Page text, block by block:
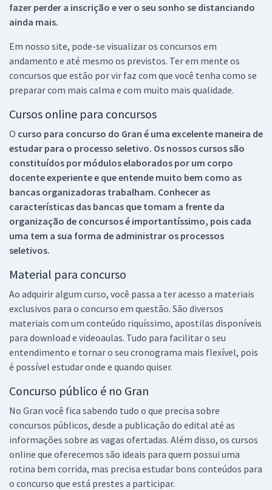
fazer perder a inscrição e ver o seu sonho se distanciando
ainda mais.
Em nosso site, pode-se visualizar os concursos em
andamento e até mesmo os previstos. Ter em mente os
concursos que estão por vir faz com que você tenha como se
preparar com mais calma e com muito mais qualidade.
Cursos online para concursos
O curso para concurso do Gran é uma excelente maneira de
estudar para o processo seletivo. Os nossos cursos são
constituídos por módulos elaborados por um corpo
docente experiente e que entende muito bem como as
bancas organizadoras trabalham. Conhecer as
características das bancas que tomam a frente da
organização de concursos é importantíssimo, pois cada
uma tem a sua forma de administrar os processos
seletivos.
Material para concurso
Ao adquirir algum curso, você passa a ter acesso a materiais
exclusivos para o concurso em questão. São diversos
materiais com um conteúdo riquíssimo, apostilas disponíveis
para download e videoaulas. Tudo para facilitar o seu
entendimento e tornar o seu cronograma mais flexível, pois
é possível estudar onde e quando quiser.
Concurso público é no Gran
No Gran você fica sabendo tudo o que precisa sobre
concursos públicos, desde a publicação do edital até as
informações sobre as vagas ofertadas. Além disso, os cursos
online que oferecemos são ideais para quem possui uma
rotina bem corrida, mas precisa estudar bons conteúdos para
o concurso que está prestes a participar.